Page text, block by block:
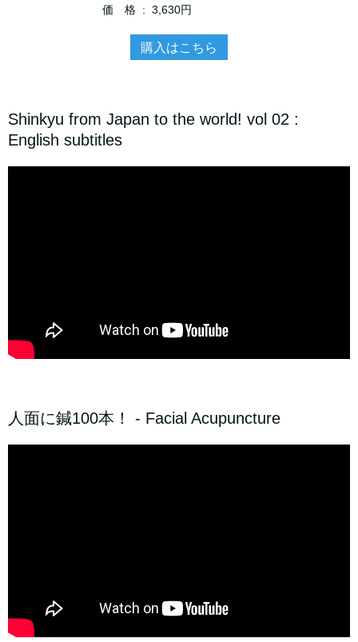
価 格 ‏ : ‎ 3,630円
購入はこちら
Shinkyu from Japan to the world! vol 02 :
English subtitles
人面に鍼100本！ - Facial Acupuncture